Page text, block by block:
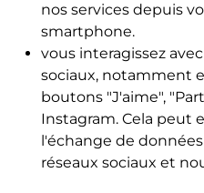
nos services depuis
smartphone.
vous interagissez
sociaux, notamment
boutons "J'aime",
Instagram. Cela peut
l'échange de
réseaux sociaux et